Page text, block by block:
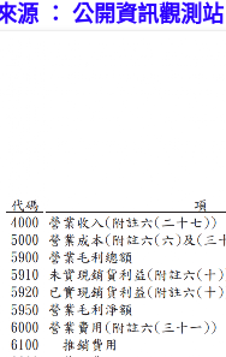
源 ： 公開資訊觀測